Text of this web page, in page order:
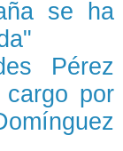
se ha
Pérez
por